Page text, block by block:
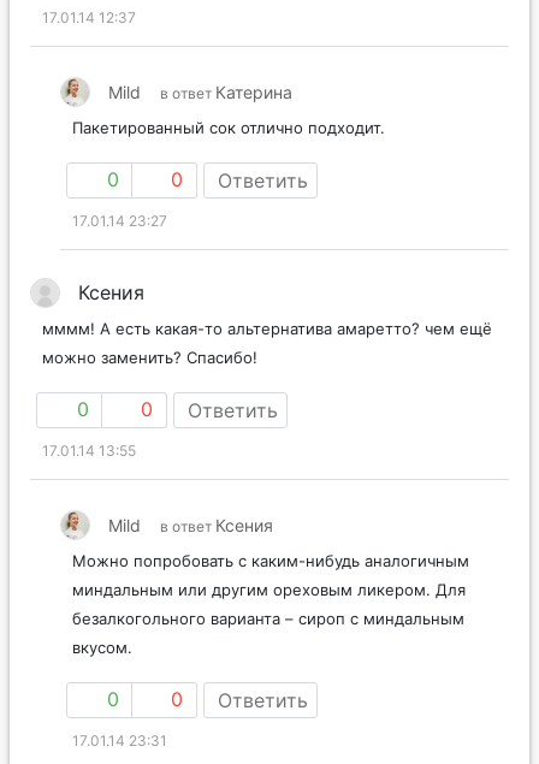
17.01.14 12:37
Mild в ответ Катерина
Пакетированный сок отлично подходит.
0 0 Ответить
17.01.14 23:27
Ксения
мммм! А есть какая-то альтернатива амаретто? чем ещё
можно заменить? Спасибо!
0 0 Ответить
17.01.14 13:55
Mild в ответ Ксения
Можно попробовать с каким-нибудь аналогичным
миндальным или другим ореховым ликером. Для
безалкогольного варианта – сироп с миндальным
вкусом.
0 0 Ответить
17.01.14 23:31